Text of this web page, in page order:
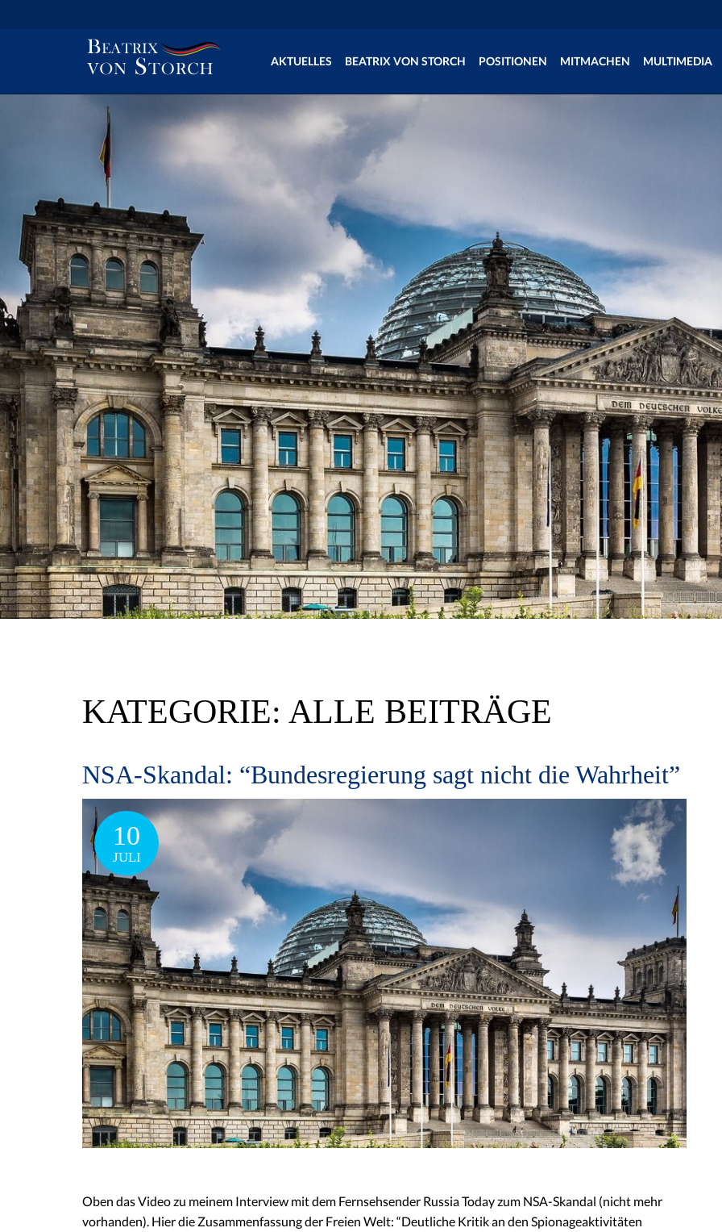
AKTUELLES BEATRIX VON STORCH POSITIONEN MITMACHEN MULTIMEDIA
KATEGORIE: ALLE BEITRÄGE
NSA-Skandal: “Bundes­regierung sagt nicht die Wahr­heit”
10
JULI
Oben das Video zu meinem Interview mit dem Fernsehsender Russia Today zum NSA-Skandal (nicht mehr
vorhanden). Hier die Zusammenfassung der Freien Welt: “Deutliche Kritik an den Spionageaktivitäten